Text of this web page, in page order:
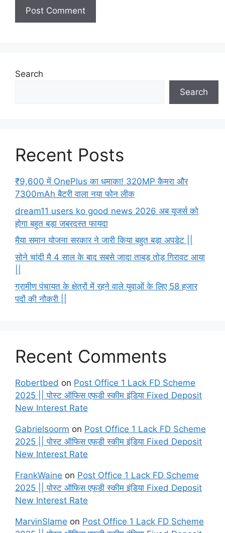
Search
Search
Recent Posts
₹9,600 में OnePlus का धमाका! 320MP कैमरा और
7300mAh बैटरी वाला नया फोन लीक
dream11 users ko good news 2026 अब यूजर्स को
होगा बहुत बड़ा जबरदस्त फायदा
मैया समान योजना सरकार ने जारी किया बहुत बड़ा अपडेट ||
सोने चांदी मै 4 साल के बाद सबसे जादा ताबड़ तोड़ गिरावट आया
ग्रामीण पंचायत के क्षेत्रों में रहने वाले युवाओं के लिए 58 हजार
पदों की नौकरी ||
Recent Comments
Robertbed on Post Office 1 Lack FD Scheme
2025 || पोस्ट ऑफिस एफडी स्कीम इंडिया Fixed Deposit
New Interest Rate
Gabrielsoorm on Post Office 1 Lack FD Scheme
2025 || पोस्ट ऑफिस एफडी स्कीम इंडिया Fixed Deposit
New Interest Rate
FrankWaine on Post Office 1 Lack FD Scheme
2025 || पोस्ट ऑफिस एफडी स्कीम इंडिया Fixed Deposit
New Interest Rate
MarvinSlame on Post Office 1 Lack FD Scheme